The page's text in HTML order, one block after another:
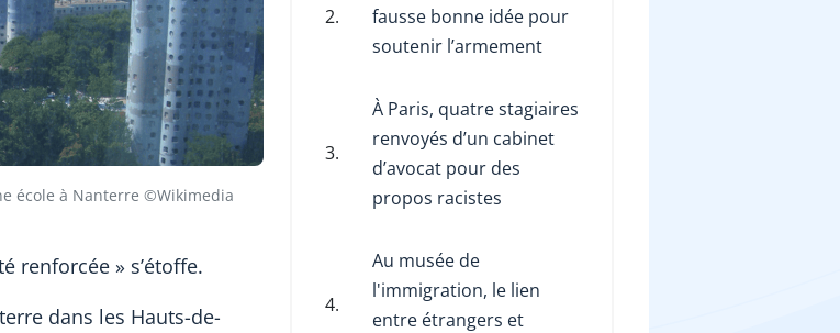
école à Nanterre ©Wikimedia
renforcée » s’étoffe.
dans les Hauts-de-
2.
fausse bonne idée pour
soutenir l’armement
3.
À Paris, quatre stagiaires
renvoyés d’un cabinet
d’avocat pour des
propos racistes
4.
Au musée de
l'immigration, le lien
entre étrangers et